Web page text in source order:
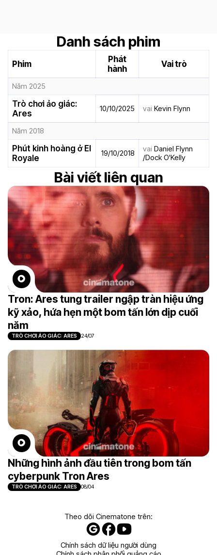
Danh sách phim
Phim
Phát
hành
Vai trò
Năm 2025
Trò chơi ảo giác:
Ares
10/10/2025 vai Kevin Flynn
Năm 2018
Phút kinh hoàng ở El
Royale
19/10/2018 vai Daniel Flynn
/Dock O'Kelly
Bài viết liên quan
Tron: Ares tung trailer ngập tràn hiệu ứng
kỹ xảo, hứa hẹn một bom tấn lớn dịp cuối
năm
TRÒ CHƠI ẢO GIÁC: ARES 24/07
Những hình ảnh đầu tiên trong bom tấn
cyberpunk Tron Ares
TRÒ CHƠI ẢO GIÁC: ARES 08/04
Theo dõi Cinematone trên:
Chính sách dữ liệu người dùng